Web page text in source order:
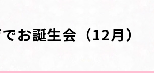
お誕生会（12月）